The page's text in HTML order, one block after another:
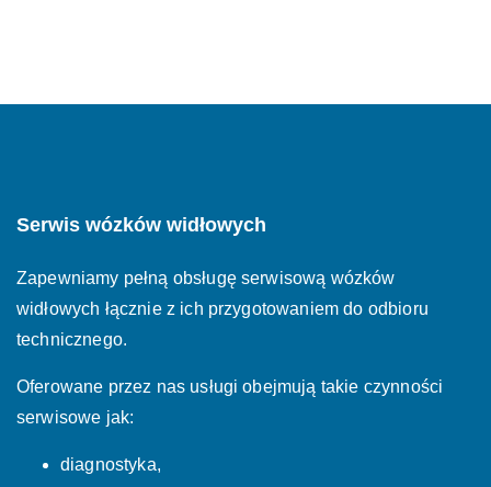
Serwis wózków widłowych
Zapewniamy pełną obsługę serwisową wózków
widłowych łącznie z ich przygotowaniem do odbioru
technicznego.
Oferowane przez nas usługi obejmują takie czynności
serwisowe jak:
diagnostyka,